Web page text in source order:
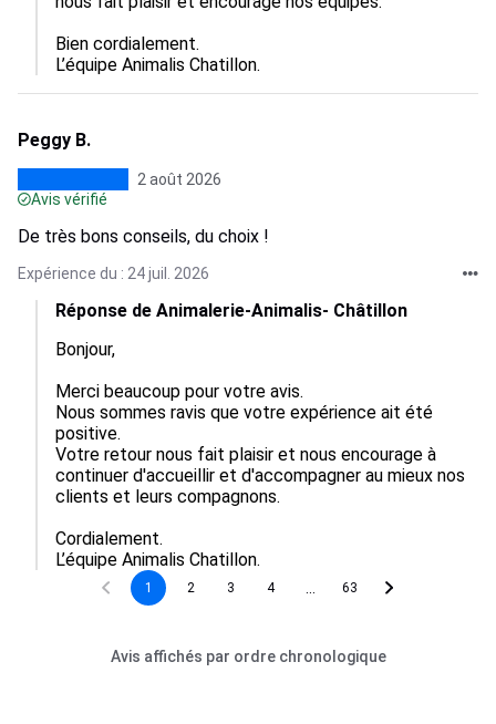
Bien cordialement.
L’équipe Animalis Chatillon.
Peggy B.
2 août 2026
Avis vérifié
De très bons conseils, du choix !
Expérience du : 24 juil. 2026
Réponse de Animalerie-Animalis- Châtillon
Bonjour,
Merci beaucoup pour votre avis.
Nous sommes ravis que votre expérience ait été
positive.
Votre retour nous fait plaisir et nous encourage à
continuer d'accueillir et d'accompagner au mieux nos
clients et leurs compagnons.
Cordialement.
L’équipe Animalis Chatillon.
1 2 3 4 63
Avis affichés par ordre chronologique